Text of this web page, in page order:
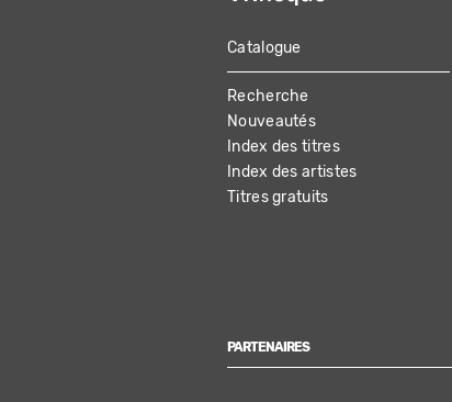
MAIN
NAVIGATION
Catalogue
Recherche
Nouveautés
Index des titres
Index des artistes
Titres gratuits
PARTENAIRES